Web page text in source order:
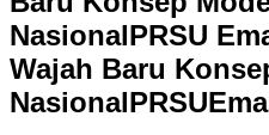
NasionalPRSU
Wajah Baru
NasionalPRSUEma